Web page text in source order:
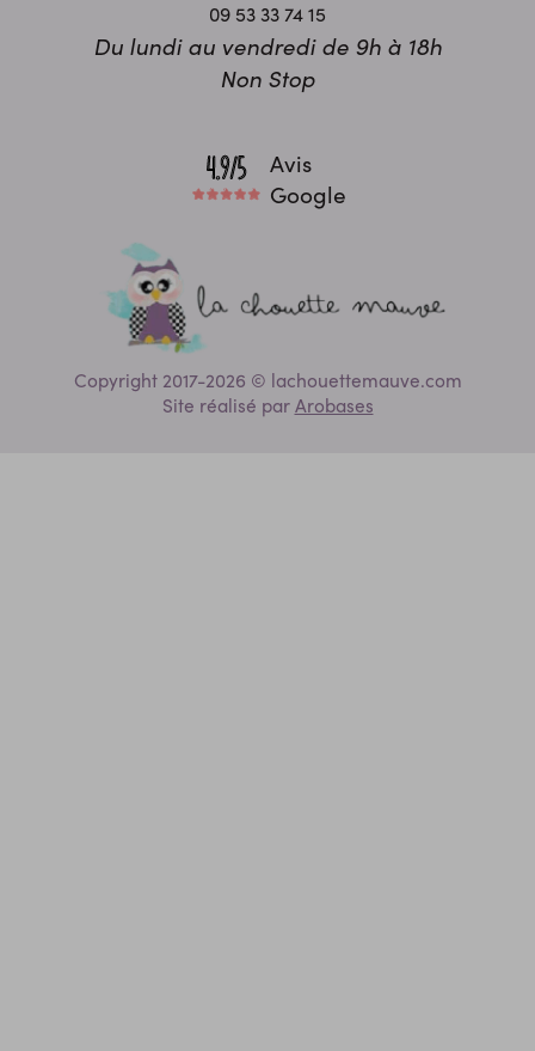
09 53 33 74 15
Du lundi au vendredi de 9h à 18h
Non Stop
Avis
Google
Copyright 2017-2026 © lachouettemauve.com
Site réalisé parArobases